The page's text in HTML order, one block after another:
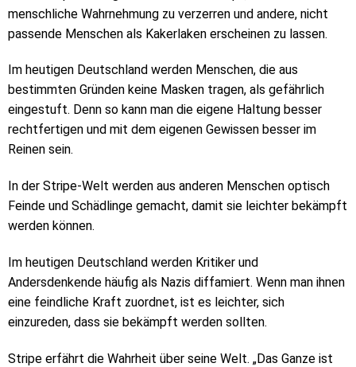
menschliche Wahrnehmung zu verzerren und andere, nicht
passende Menschen als Kakerlaken erscheinen zu lassen.
Im heutigen Deutschland werden Menschen, die aus
bestimmten Gründen keine Masken tragen, als gefährlich
eingestuft. Denn so kann man die eigene Haltung besser
rechtfertigen und mit dem eigenen Gewissen besser im
Reinen sein.
In der Stripe-Welt werden aus anderen Menschen optisch
Feinde und Schädlinge gemacht, damit sie leichter bekämpft
werden können.
Im heutigen Deutschland werden Kritiker und
Andersdenkende häufig als Nazis diffamiert. Wenn man ihnen
eine feindliche Kraft zuordnet, ist es leichter, sich
einzureden, dass sie bekämpft werden sollten.
Stripe erfährt die Wahrheit über seine Welt. „Das Ganze ist